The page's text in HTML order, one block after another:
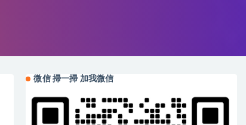
微信 掃一掃 加我微信